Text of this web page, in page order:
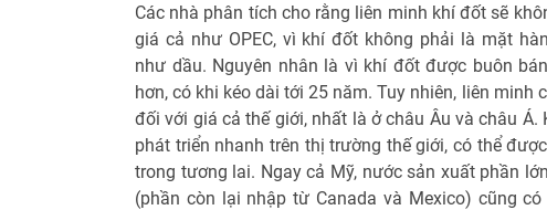
Các nhà phân tích cho rằng liên minh khí đốt sẽ
giá cả như OPEC, vì khí đốt không phải là mặt
như dầu. Nguyên nhân là vì khí đốt được buôn
hơn, có khi kéo dài tới 25 năm. Tuy nhiên, liên minh
đối với giá cả thế giới, nhất là ở châu Âu và châu Á.
phát triển nhanh trên thị trường thế giới, có thể
trong tương lai. Ngay cả Mỹ, nước sản xuất phần
(phần còn lại nhập từ Canada và Mexico) cũng